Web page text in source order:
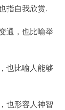
指自我欣赏.
通，也比喻举
也比喻人能够
也形容人神智